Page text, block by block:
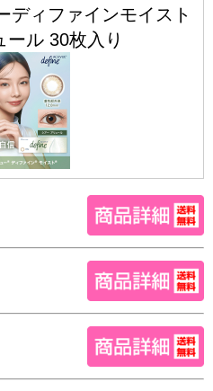
ディファインモイスト
ール 30枚入り